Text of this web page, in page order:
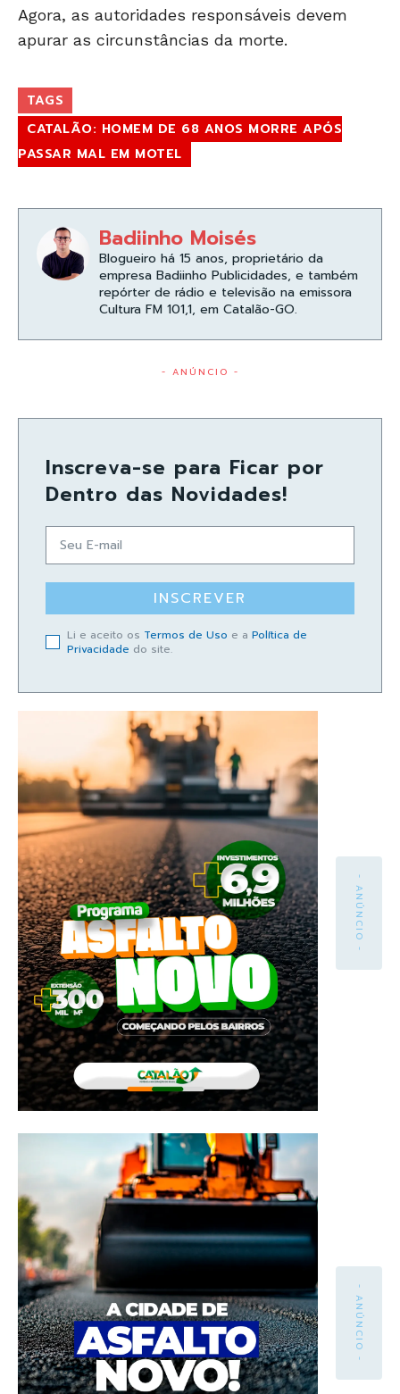
Agora, as autoridades responsáveis devem
apurar as circunstâncias da morte.
TAGS
CATALÃO: HOMEM DE 68 ANOS MORRE APÓS
PASSAR MAL EM MOTEL
Badiinho Moisés
Blogueiro há 15 anos, proprietário da
empresa Badiinho Publicidades, e também
repórter de rádio e televisão na emissora
Cultura FM 101,1, em Catalão-GO.
- ANÚNCIO -
Inscreva-se para Ficar por
Dentro das Novidades!
INSCREVER
Li e aceito os Termos de Uso e a Política de
Privacidade do site.
- ANÚNCIO -
- ANÚNCIO -